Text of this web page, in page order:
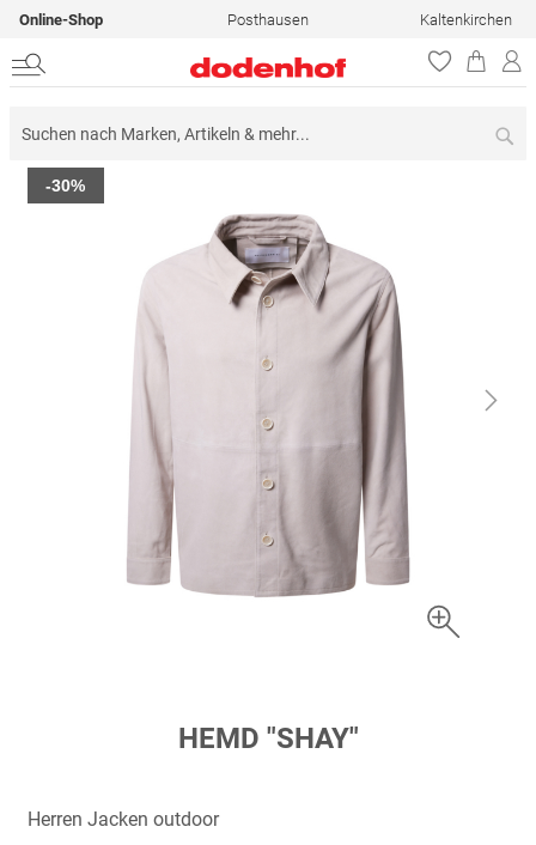
Online-Shop Posthausen Kaltenkirchen
Zum
Ende
-30%
springen
HEMD "SHAY"
Herren Jacken outdoor